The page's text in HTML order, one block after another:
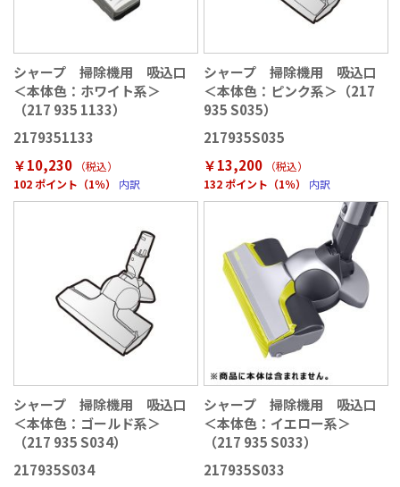
シャープ 掃除機用 吸込口
＜本体色：ホワイト系＞
（217 935 1133）
2179351133
￥10,230
（税込）
102 ポイント（1％）
内訳
シャープ 掃除機用 吸込口
＜本体色：ピンク系＞（217
935 S035）
217935S035
￥13,200
（税込）
132 ポイント（1％）
内訳
シャープ 掃除機用 吸込口
＜本体色：ゴールド系＞
（217 935 S034）
217935S034
シャープ 掃除機用 吸込口
＜本体色：イエロー系＞
（217 935 S033）
217935S033